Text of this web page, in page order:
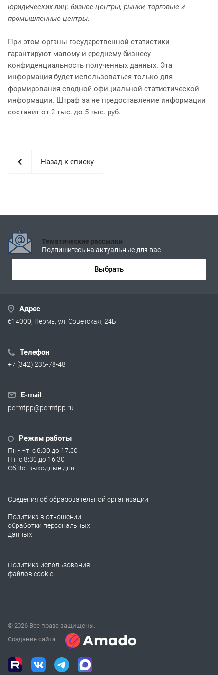
юридических лиц: бизнес-центры, рынки, торговые и
промышленные центры.
При этом органы государственной статистики
гарантируют малому и среднему бизнесу
конфиденциальность полученных данных. Эта
информация будет использоваться только для
формирования сводной официальной статистической
информации. Штраф за не предоставление информации
составит от 3 тыс. до 5 тыс. руб.
Назад к списку
Тематические рассылки
Подпишитесь на актуальные для вас
Выбрать
Адрес
614000, Пермь, ул. Советская, 24Б
Телефон
+7 (342) 235-78-48
E-mail
permtpp@permtpp.ru
Режим работы
Пн - Чт: с 8:30 до 17:30
Пт: с 8:30 до 16:30
Сб,Вс: выходные дни
Сведения об образовательной организации
Политика в отношении
обработки персональных
данных
Политика использования
файлов cookie
© 2026 Все права защищены.
Создание сайта